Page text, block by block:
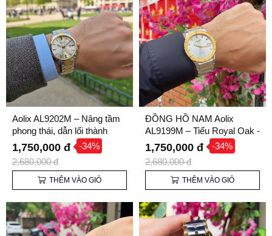
Aolix AL9202M – Nâng tầm
phong thái, dẫn lối thành
công
1,750,000 đ -34%
2,680,000 đ
THÊM VÀO GIỎ
ĐỒNG HỒ NAM Aolix
AL9199M – Tiểu Royal Oak -
Giá Sinh Viên
1,750,000 đ -34%
2,680,000 đ
THÊM VÀO GIỎ